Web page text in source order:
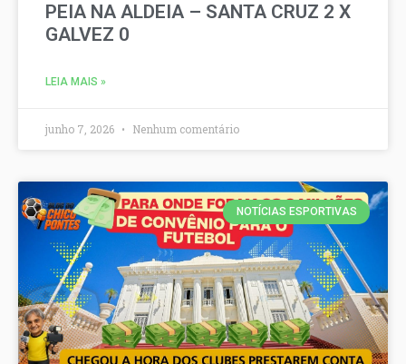
PEIA NA ALDEIA – SANTA CRUZ 2 X
GALVEZ 0
LEIA MAIS »
junho 7, 2026 Nenhum comentário
NOTÍCIAS ESPORTIVAS